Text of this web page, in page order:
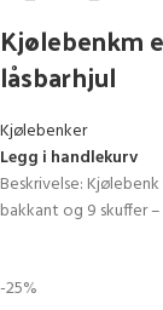
Kjølebenkm
låsbarhjul
Kjølebenker
Legg i handlekurv
Beskrivelse:
bakkant og 9 skuffer
-25%